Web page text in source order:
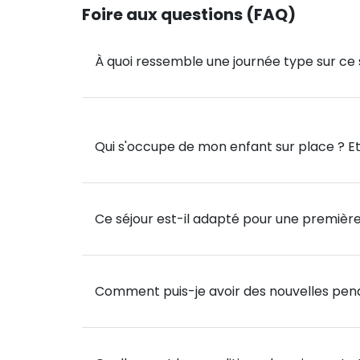
Excursion d’une journée à Londres,
Veillées en anglais 🎉 : Chaque soir, des
de pratiquer l’anglais de manière ludique
d'une immersion complète dans la culture
Foire aux questions (FAQ)
À quoi ressemble une journée type sur ce
Qui s'occupe de mon enfant sur place ?
Ce séjour est-il adapté pour une
Comment puis-je avoir des nouvelles